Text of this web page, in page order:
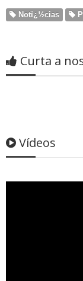
Notï¿½cias
Curta a
Vídeos